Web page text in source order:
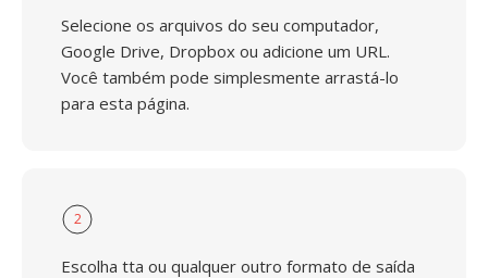
Selecione os arquivos do seu computador,
Google Drive, Dropbox ou adicione um URL.
Você também pode simplesmente arrastá-lo
para esta página.
2
Escolha tta ou qualquer outro formato de saída